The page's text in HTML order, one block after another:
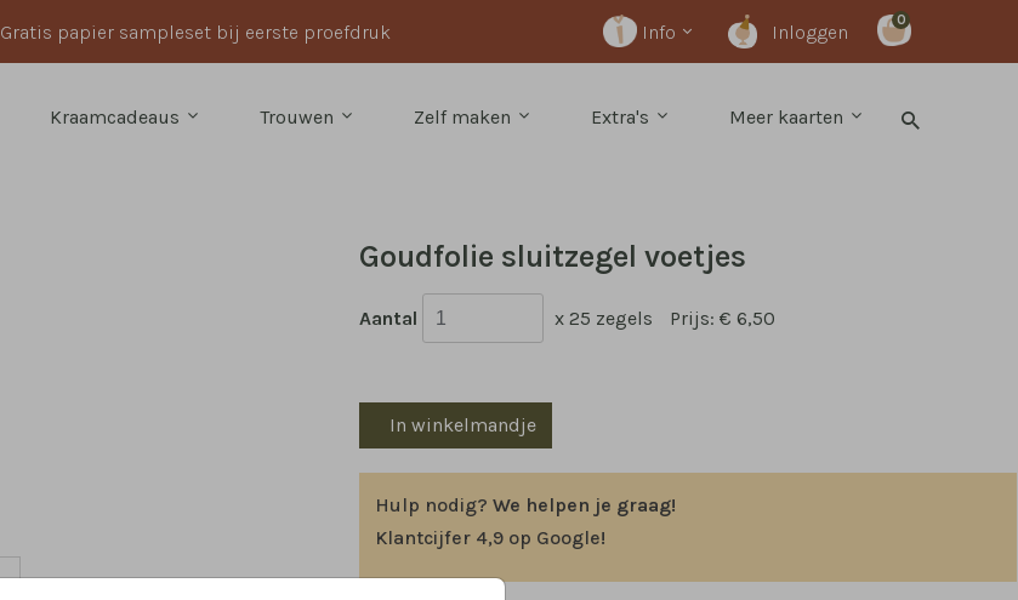
Gratis papier sampleset bij eerste proefdruk Info Inloggen
0
Kraamcadeaus Trouwen Zelf maken Extra's Meer kaarten
Goudfolie sluitzegel voetjes
Aantal x 25 zegels Prijs:€ 6,50
In winkelmandje
Hulp nodig?We helpen je graag!
Klantcijfer 4,9 op Google!